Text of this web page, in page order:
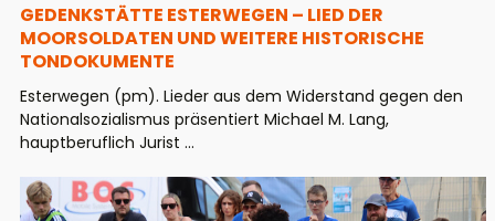
GEDENKSTÄTTE ESTERWEGEN – LIED DER
MOORSOLDATEN UND WEITERE HISTORISCHE
TONDOKUMENTE
Esterwegen (pm). Lieder aus dem Widerstand gegen den
Nationalsozialismus präsentiert Michael M. Lang,
hauptberuflich Jurist ...